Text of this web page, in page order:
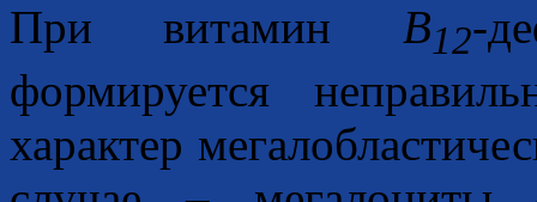
При витамин B12-
формируется
характер